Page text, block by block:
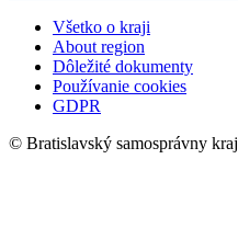
Všetko o kraji
About region
Dôležité dokumenty
Používanie cookies
GDPR
© Bratislavský samosprávny kraj